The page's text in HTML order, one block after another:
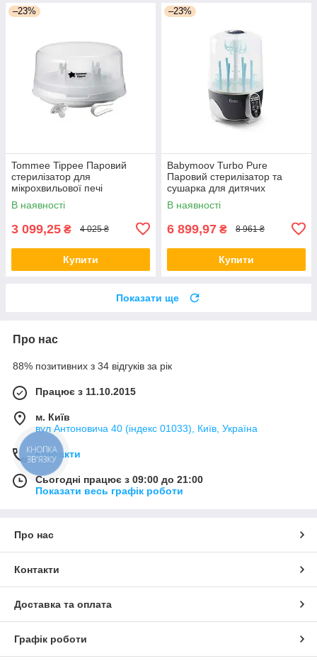
–23%
Tommee Tippee Паровий
стерилізатор для
мікрохвильової печі
В наявності
3 099,25 ₴ 4 025 ₴
Купити
–23%
Babymoov Turbo Pure
Паровий стерилізатор та
сушарка для дитячих
пляшечок
В наявності
6 899,97 ₴ 8 961 ₴
Купити
Показати ще
Про нас
88% позитивних з 34 відгуків за рік
Працює з 11.10.2015
м. Київ
вул Антоновича 40 (індекс 01033), Київ, Україна
Контакти
Сьогодні працює з 09:00 до 21:00
Показати весь графік роботи
Про нас
Контакти
Доставка та оплата
Графік роботи
КНОПКА
ЗВ'ЯЗКУ